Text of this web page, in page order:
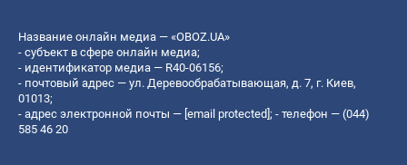
Название онлайн медиа — «OBOZ.UA»
- субъект в сфере онлайн медиа;
- идентификатор медиа — R40-06156;
- почтовый адрес — ул. Деревообрабатывающая, д. 7, г. Киев,
01013;
- адрес электронной почты — [email protected] ; - телефон — (044)
585 46 20